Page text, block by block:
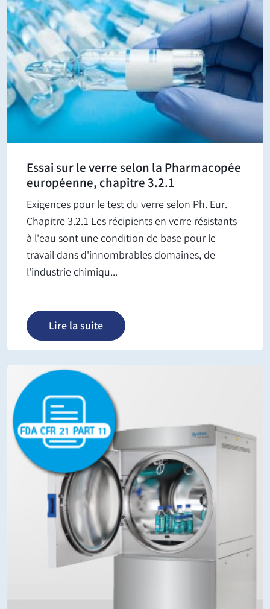
Essai sur le verre selon la Pharmacopée
européenne, chapitre 3.2.1
Exigences pour le test du verre selon Ph. Eur.
Chapitre 3.2.1 Les récipients en verre résistants
à l'eau sont une condition de base pour le
travail dans d'innombrables domaines, de
l'industrie chimiqu...
Lire la suite